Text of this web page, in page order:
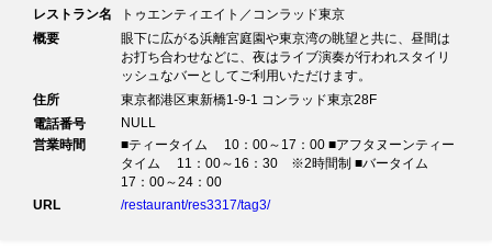
レストラン名
トゥエンティエイト／コンラッド東京
概要
眼下に広がる浜離宮庭園や東京湾の眺望と共に、昼間は
お打ち合わせなどに、夜はライブ演奏が行われスタイリ
ッシュなバーとしてご利用いただけます。
住所
東京都港区東新橋1-9-1 コンラッド東京28F
電話番号
NULL
営業時間
■ティータイム 10：00～17：00 ■アフタヌーンティー
タイム 11：00～16：30 ※2時間制 ■バータイム
17：00～24：00
URL
/restaurant/res3317/tag3/